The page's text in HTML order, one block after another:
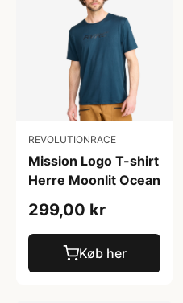
REVOLUTIONRACE
Mission Logo T-shirt
Herre Moonlit Ocean
299,00 kr
Køb her